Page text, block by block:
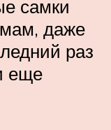
самки
даже
раз
еще